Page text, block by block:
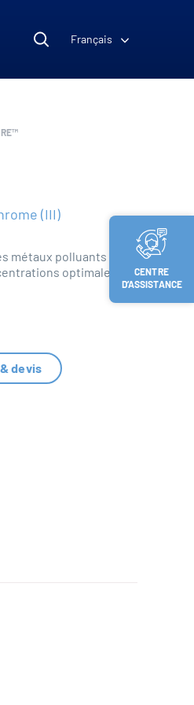
CENTRE
D’ASSISTANCE
Français
(III)
métaux polluants les
optimales et
devis